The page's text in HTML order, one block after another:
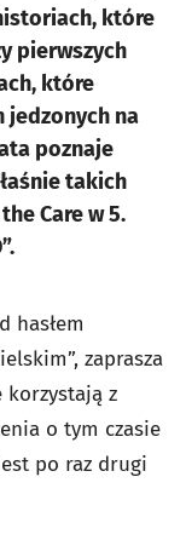
które
pierwszych
które
jedzonych na
poznaje
takich
Care w 5.
hasłem
zaprasza
korzystają z
o tym czasie
po raz drugi